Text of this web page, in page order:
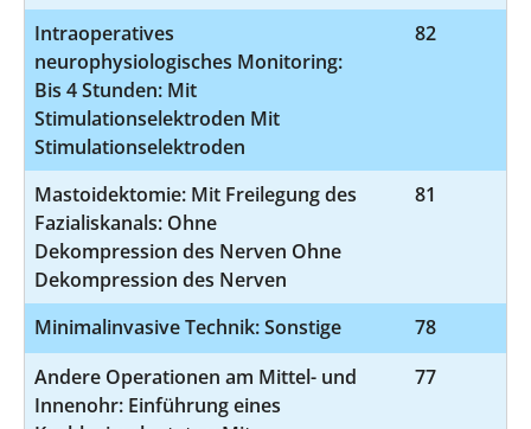
Intraoperatives
neurophysiologisches Monitoring:
Bis 4 Stunden: Mit
Stimulationselektroden Mit
Stimulationselektroden
82
Mastoidektomie: Mit Freilegung des
Fazialiskanals: Ohne
Dekompression des Nerven Ohne
Dekompression des Nerven
81
Minimalinvasive Technik: Sonstige 78
Andere Operationen am Mittel- und
Innenohr: Einführung eines
77